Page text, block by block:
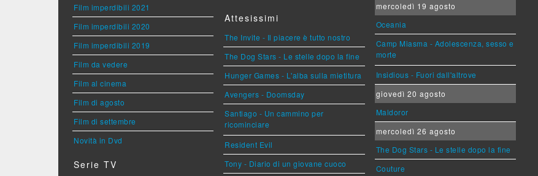
Film imperdibili 2021
Film imperdibili 2020
Film imperdibili 2019
Film da vedere
Film al cinema
Film di agosto
Film di settembre
Novità in Dvd
Serie TV
Attesissimi
The Invite - Il piacere è tutto nostro
The Dog Stars - Le stelle dopo la fine
Hunger Games - L'alba sulla mietitura
Avengers - Doomsday
Santiago - Un cammino per
ricominciare
Resident Evil
Tony - Diario di un giovane cuoco
mercoledì 19 agosto
Oceania
Camp Miasma - Adolescenza, sesso e
morte
Insidious - Fuori dall'altrove
giovedì 20 agosto
Maldoror
mercoledì 26 agosto
The Dog Stars - Le stelle dopo la fine
Couture